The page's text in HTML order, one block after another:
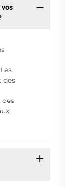
vos
des
des